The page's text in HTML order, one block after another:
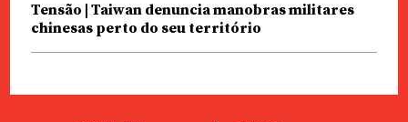
Tensão | Taiwan denuncia manobras militares
chinesas perto do seu território